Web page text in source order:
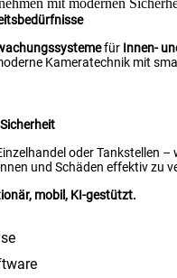
für Innen-
Kameratechnik mit
oder Tankstellen
und Schäden effektiv zu
mobil, KI-gestützt.